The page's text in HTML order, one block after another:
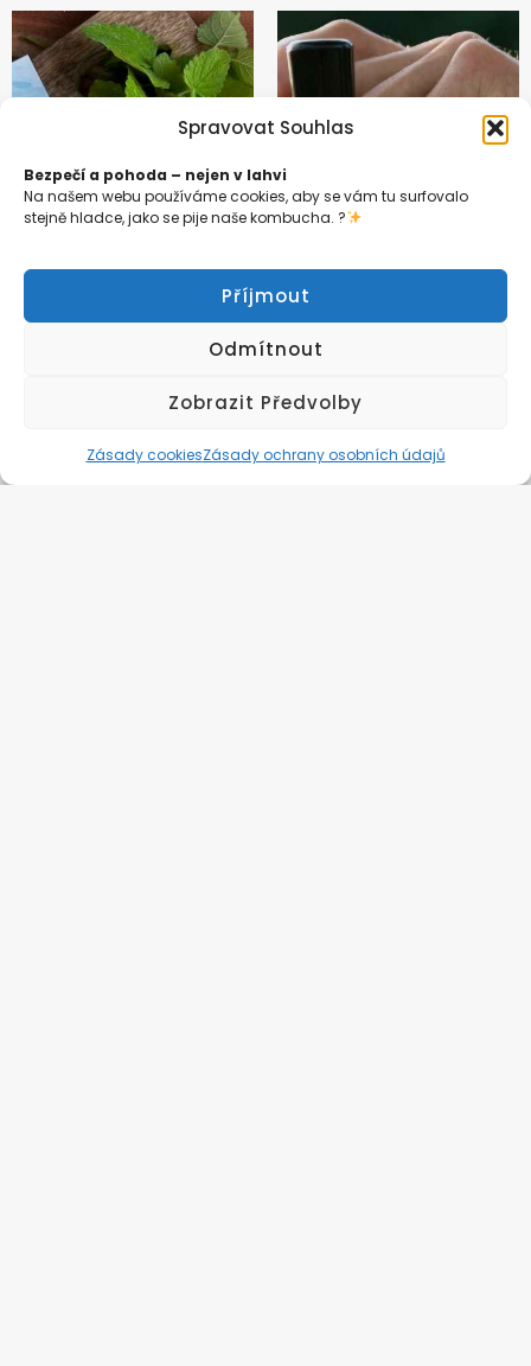
Spravovat Souhlas
Bezpečí a pohoda – nejen v lahvi
Na našem webu používáme cookies, aby se vám tu surfovalo
stejně hladce, jako se pije naše kombucha. ?
Příjmout
Odmítnout
Zobrazit Předvolby
Zásady cookiesZásady ochrany osobních údajů
@zivuchakombucha
@zivuchakombucha